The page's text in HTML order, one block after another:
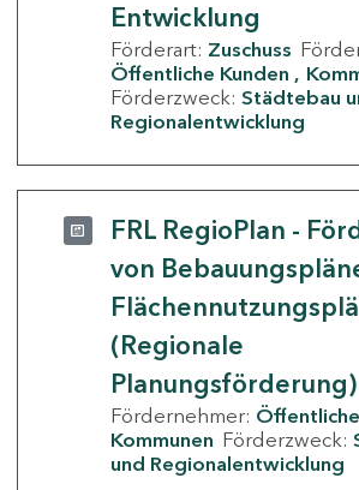
Entwicklung
Förderart: Zuschuss
Öffentliche Kunden
Förderzweck: Städtebau
Regionalentwicklung
FRL RegioPlan -
von
(Regionale
Planungsförderung)
Fördernehmer:
Kommunen Förderzweck:
und Regionalentwicklung